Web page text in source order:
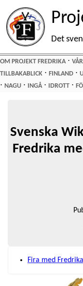
Det
OM PROJEKT FREDRIKA⋅
TILLBAKABLICK ⋅ FINLAND ⋅
⋅ NAGU ⋅ INGÅ⋅ IDROTT ⋅
Svenska
Fredrika
Fira med Fredrika